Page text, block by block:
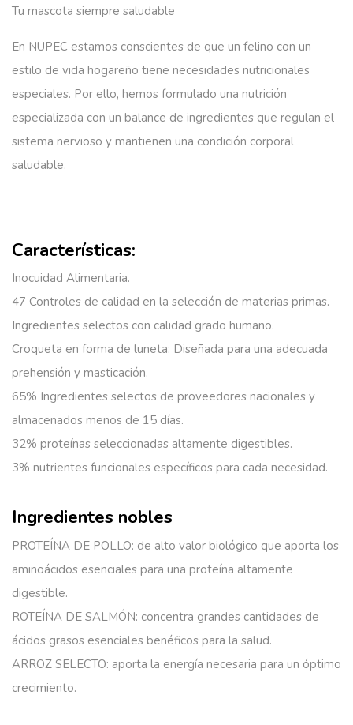
Tu mascota siempre saludable
En NUPEC estamos conscientes de que un felino con un
estilo de vida hogareño tiene necesidades nutricionales
especiales. Por ello, hemos formulado una nutrición
especializada con un balance de ingredientes que regulan el
sistema nervioso y mantienen una condición corporal
saludable.
Características:
Inocuidad Alimentaria.
47 Controles de calidad en la selección de materias primas.
Ingredientes selectos con calidad grado humano.
Croqueta en forma de luneta: Diseñada para una adecuada
prehensión y masticación.
65% Ingredientes selectos de proveedores nacionales y
almacenados menos de 15 días.
32% proteínas seleccionadas altamente digestibles.
3% nutrientes funcionales específicos para cada necesidad.
Ingredientes nobles
PROTEÍNA DE POLLO: de alto valor biológico que aporta los
aminoácidos esenciales para una proteína altamente
digestible.
ROTEÍNA DE SALMÓN: concentra grandes cantidades de
ácidos grasos esenciales benéficos para la salud.
ARROZ SELECTO: aporta la energía necesaria para un óptimo
crecimiento.